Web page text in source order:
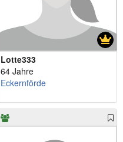
Lotte333
64 Jahre
Eckernförde